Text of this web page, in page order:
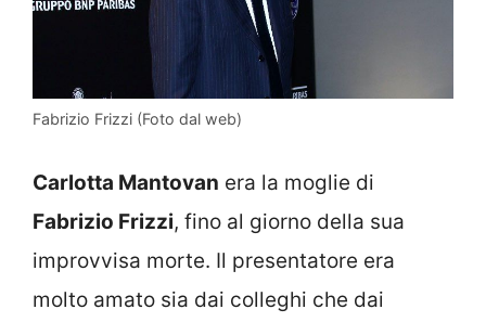
Fabrizio Frizzi (Foto dal web)
Carlotta Mantovan era la moglie di
Fabrizio Frizzi, fino al giorno della sua
improvvisa morte. Il presentatore era
molto amato sia dai colleghi che dai